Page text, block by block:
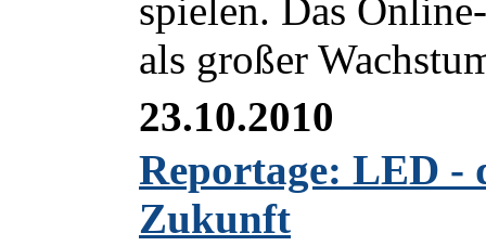
spielen. Das
als großer
23.10.2010
Reportage: LED -
Zukunft